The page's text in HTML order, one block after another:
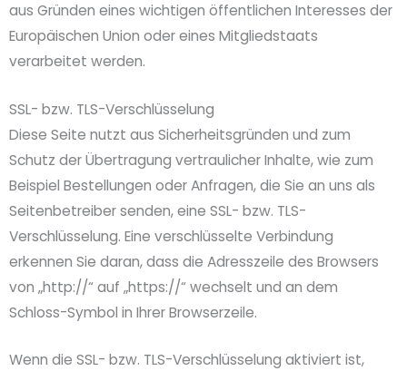
aus Gründen eines wichtigen öffentlichen Interesses der
Europäischen Union oder eines Mitgliedstaats
verarbeitet werden.
SSL- bzw. TLS-Verschlüsselung
Diese Seite nutzt aus Sicherheitsgründen und zum
Schutz der Übertragung vertraulicher Inhalte, wie zum
Beispiel Bestellungen oder Anfragen, die Sie an uns als
Seitenbetreiber senden, eine SSL- bzw. TLS-
Verschlüsselung. Eine verschlüsselte Verbindung
erkennen Sie daran, dass die Adresszeile des Browsers
von „http://“ auf „https://“ wechselt und an dem
Schloss-Symbol in Ihrer Browserzeile.
Wenn die SSL- bzw. TLS-Verschlüsselung aktiviert ist,